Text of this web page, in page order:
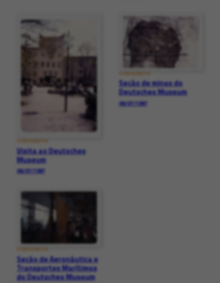
ICONOGRAFIA
Visita ao Deutsches
Museum
06/07/1987
ICONOGRAFIA
Seção de minas do
Deutsches Museum
06/07/1987
ICONOGRAFIA
Seção de Aeronáutica e
Transportes Marítimos
do Deutsches Museum